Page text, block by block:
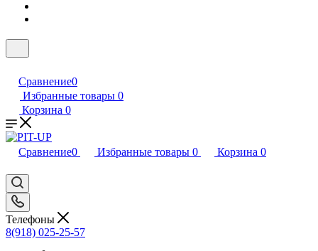
Сравнение0
Избранные товары 0
Корзина 0
Сравнение0 Избранные товары 0 Корзина 0
Телефоны
8(918) 025-25-57